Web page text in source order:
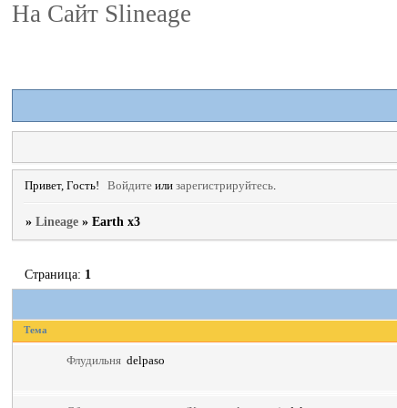
На Сайт Slineage
Привет, Гость! Войдите илизарегистрируйтесь
»Lineage »Earth x3
Страница: 1
Тема
Флудильня delpaso